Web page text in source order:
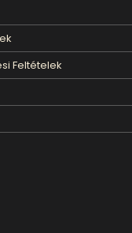
Feltételek